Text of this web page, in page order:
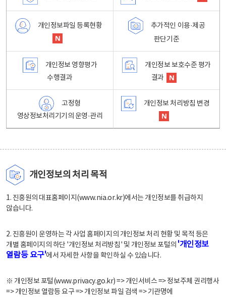
개인정보파일 등록현황
추가적인 이용·제공
판단기준
개인정보 영향평가
수행결과
개인정보 보호수준 평가
결과
고정형
영상정보처리기기의 운영·관리
개인정보 처리방침 변경
개인정보의 처리 목적
1. 진흥원의 대표홈페이지(www.nia.or.kr)에서는 개인정보를 취급하지
않습니다.
2. 진흥원이 운영하는 각 사업 홈페이지의 개인정보 처리 현황 및 목적 등은
개별 홈페이지의 하단 '개인정보 처리방침' 및 개인정보 포털의 '개인정보
열람등 요구'에서 자세한 사항을 확인하실 수 있습니다.
※ 개인정보 포털(www.privacy.go.kr) => 개인서비스 => 정보주체 권리행사
=> 개인정보 열람등 요구 => 개인정보 파일 검색 => 기관명에